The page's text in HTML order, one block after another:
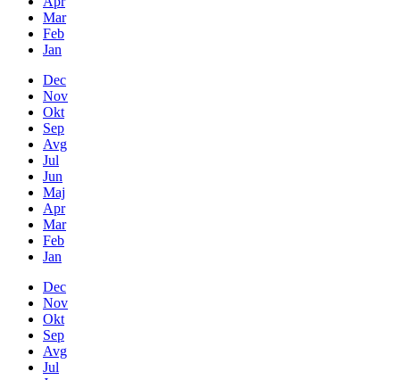
Mar
Feb
Jan
Dec
Nov
Okt
Sep
Avg
Jul
Jun
Maj
Apr
Mar
Feb
Jan
Dec
Nov
Okt
Sep
Avg
Jul